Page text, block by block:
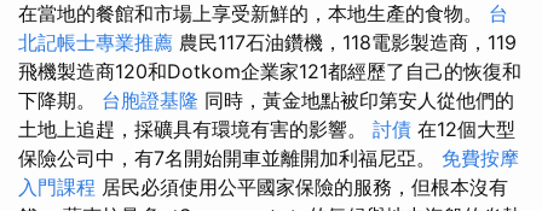
在當地的餐館和市場上享受新鮮的，本地生產的食物。 台
北記帳士專業推薦 農民117石油鑽機，118電影製造商，119
飛機製造商120和Dotkom企業家121都經歷了自己的恢復和
下降期。 台胞證基隆 同時，黃金地點被印第安人從他們的
土地上追趕，採礦具有環境有害的影響。 討債 在12個大型
保險公司中，有7名開始開車並離開加利福尼亞。 免費按摩
入門課程 居民必須使用公平國家保險的服務，但根本沒有